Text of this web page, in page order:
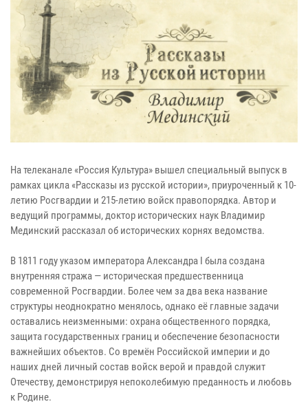
На телеканале «Россия Культура» вышел специальный выпуск в
рамках цикла «Рассказы из русской истории», приуроченный к 10-
летию Росгвардии и 215-летию войск правопорядка. Автор и
ведущий программы, доктор исторических наук Владимир
Мединский рассказал об исторических корнях ведомства.
В 1811 году указом императора Александра I была создана
внутренняя стража — историческая предшественница
современной Росгвардии. Более чем за два века название
структуры неоднократно менялось, однако её главные задачи
оставались неизменными: охрана общественного порядка,
защита государственных границ и обеспечение безопасности
важнейших объектов. Со времён Российской империи и до
наших дней личный состав войск верой и правдой служит
Отечеству, демонстрируя непоколебимую преданность и любовь
к Родине.